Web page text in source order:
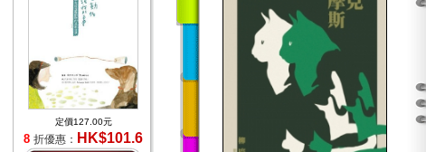
定價127.00元
8 折優惠： HK$101.6